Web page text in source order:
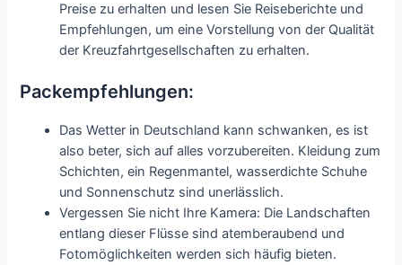
Preise zu erhalten und lesen Sie Reiseberichte und
Empfehlungen, um eine Vorstellung von der Qualität
der Kreuzfahrtgesellschaften zu erhalten.
Packempfehlungen:
Das Wetter in Deutschland kann schwanken, es ist
also beter, sich auf alles vorzubereiten. Kleidung zum
Schichten, ein Regenmantel, wasserdichte Schuhe
und Sonnenschutz sind unerlässlich.
Vergessen Sie nicht Ihre Kamera: Die Landschaften
entlang dieser Flüsse sind atemberaubend und
Fotomöglichkeiten werden sich häufig bieten.